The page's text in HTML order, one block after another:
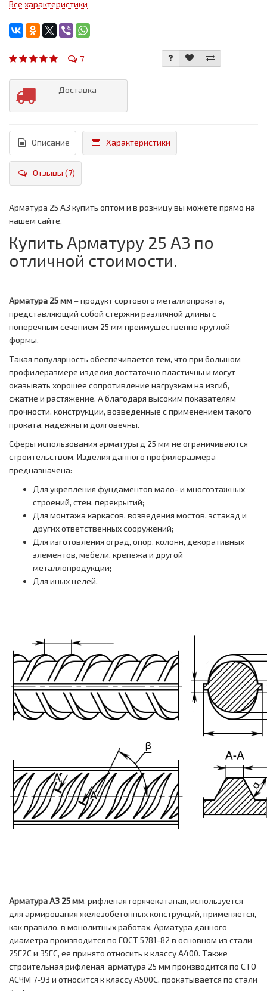
Все характеристики
7
Доставка
Описание Характеристики
Отзывы (7)
Арматура 25 А3 купить оптом и в розницу вы можете прямо на
нашем сайте.
Купить Арматуру 25 А3 по
отличной стоимости.
Арматура 25 мм – продукт сортового металлопроката,
представляющий собой стержни различной длины с
поперечным сечением 25 мм преимущественно круглой
формы.
Такая популярность обеспечивается тем, что при большом
профилеразмере изделия достаточно пластичны и могут
оказывать хорошее сопротивление нагрузкам на изгиб,
сжатие и растяжение. А благодаря высоким показателям
прочности, конструкции, возведенные с применением такого
проката, надежны и долговечны.
Сферы использования арматуры д 25 мм не ограничиваются
строительством. Изделия данного профилеразмера
предназначена:
Для укрепления фундаментов мало- и многоэтажных
строений, стен, перекрытий;
Для монтажа каркасов, возведения мостов, эстакад и
других ответственных сооружений;
Для изготовления оград, опор, колонн, декоративных
элементов, мебели, крепежа и другой
металлопродукции;
Для иных целей.
Арматура А3 25 мм, рифленая горячекатаная, используется
для армирования железобетонных конструкций, применяется,
как правило, в монолитных работах. Арматура данного
диаметра производится по ГОСТ 5781-82 в основном из стали
25Г2С и 35ГС, ее принято относить к классу А400. Также
строительная рифленая арматура 25 мм производится по СТО
АСЧМ 7-93 и относится к классу А500С, прокатывается по стали